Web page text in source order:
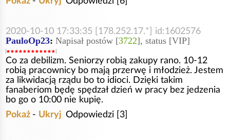
2020-10-10 17:33:35 [178.252.17.*] id:1602576
PauloOp23: Napisał postów [3722], status [VIP]
Co za debilizm. Seniorzy robią zakupy rano. 10-12
robią pracownicy bo mają przerwę i młodzież. Jestem
za likwidacją rządu bo to idioci. Dzięki takim
fanaberiom będę spędzał dzień w pracy bez jedzenia
bo go o 10:00 nie kupię.
Pokaż - Ukryj Odpowiedzi [3]